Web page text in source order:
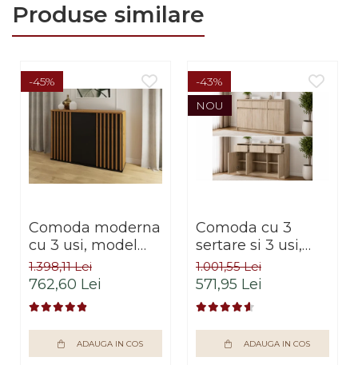
Produse similare
-45%
Comoda moderna
cu 3 usi, model
riflaj, negru/stejar
artisan, 120x88x44
cm, Bortis impex
1.398,11 Lei
762,60 Lei
ADAUGA IN COS
-43%
NOU
Comoda cu 3
sertare si 3 usi,
moderna, fara
manere,
120x85x33 cm,
stejar sonoma,
pentru living,
dormitor, hol,
1.001,55 Lei
571,95 Lei
ADAUGA IN COS